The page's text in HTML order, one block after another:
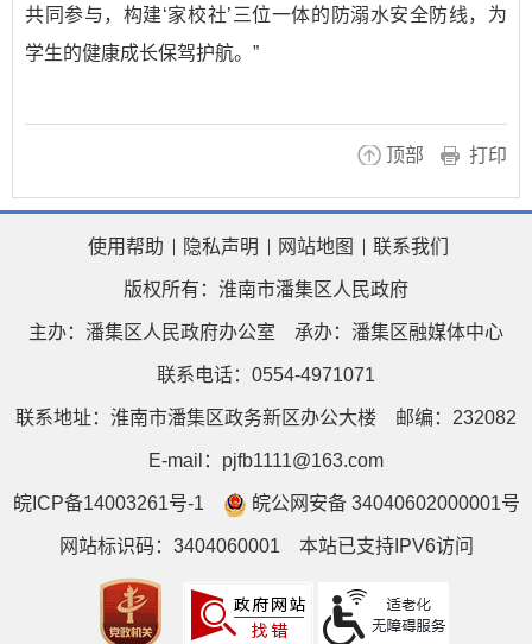
共同参与，构建‘家校社’三位一体的防溺水安全防线，为
学生的健康成长保驾护航。”
顶部 打印
使用帮助 隐私声明 网站地图 联系我们
版权所有：淮南市潘集区人民政府
主办：潘集区人民政府办公室 承办：潘集区融媒体中心
联系电话：0554-4971071
联系地址：淮南市潘集区政务新区办公大楼 邮编：232082
E-mail：pjfb1111@163.com
皖ICP备14003261号-1 皖公网安备 34040602000001号
网站标识码：3404060001 本站已支持IPV6访问